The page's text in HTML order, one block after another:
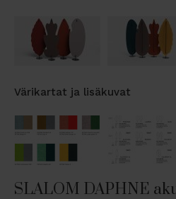
Värikartat ja lisäkuvat
SLALOM DAPHNE